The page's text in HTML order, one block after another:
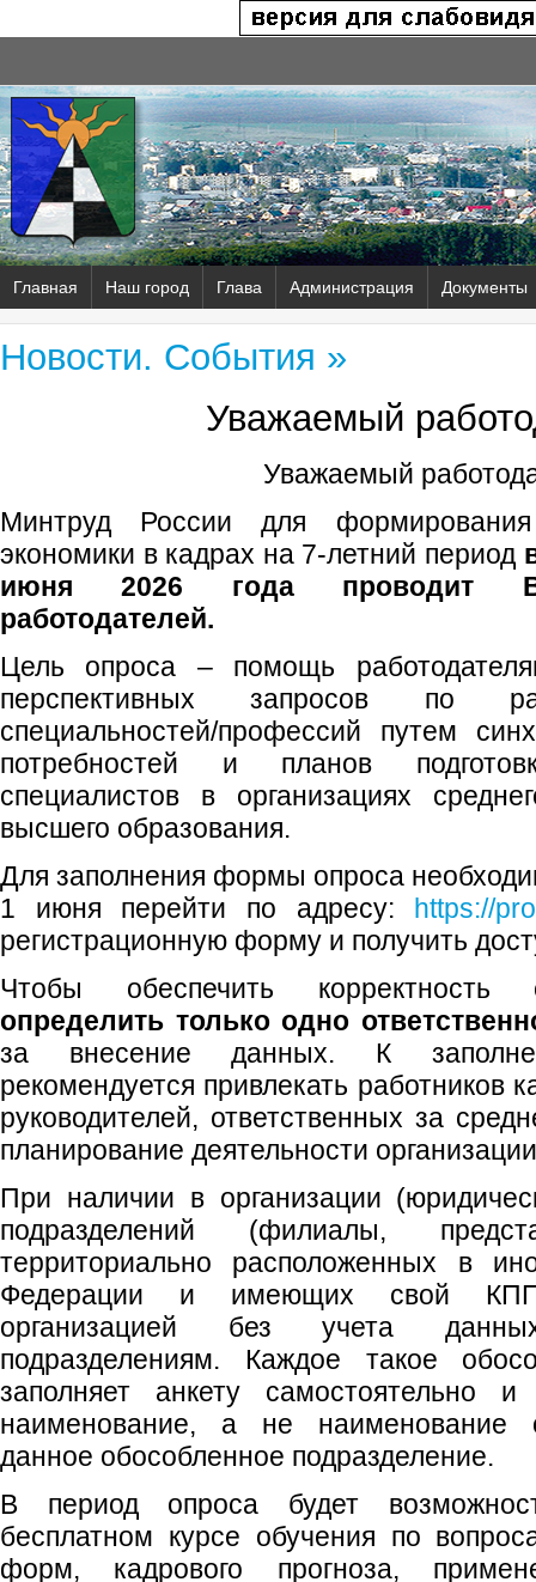
Главная Наш город Глава Администрация Документы
Новости. События »
Уважаемый
Уважаемый
Минтруд России для формирования
экономики в кадрах на 7-летний период
июня 2026 года проводит
работодателей.
Цель опроса – помощь
перспективных запросов по
специальностей/профессий путем
потребностей и планов
специалистов в организациях
высшего образования.
Для заполнения формы опроса
1 июня перейти по адресу: https://
регистрационную форму и получить
Чтобы обеспечить
определить только одно
за внесение данных. К
рекомендуется привлекать работников
руководителей, ответственных за
планирование деятельности
При наличии в организации
подразделений (филиалы,
территориально расположенных в
Федерации и имеющих свой КПП,
организацией без учета
подразделениям. Каждое такое
заполняет анкету самостоятельно и
наименование, а не наименование
данное обособленное подразделение.
В период опроса будет
бесплатном курсе обучения по
форм, кадрового прогноза,